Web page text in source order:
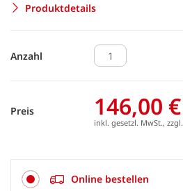
Produktdetails
Anzahl
Preis 146,00 €
inkl. gesetzl. MwSt., zzgl.
Online bestellen